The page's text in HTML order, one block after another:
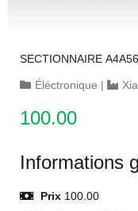
SECTIONNAIRE
Éléctronique |
100.00
Informations
Prix 100.00